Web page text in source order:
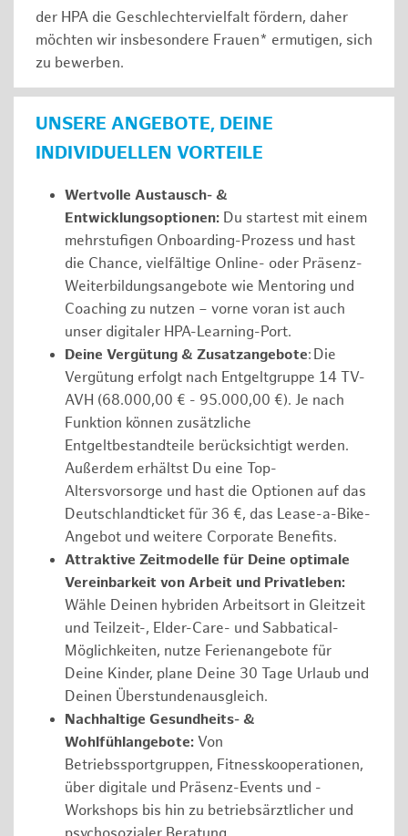
der HPA die Geschlechtervielfalt fördern, daher
möchten wir insbesondere Frauen* ermutigen, sich
zu bewerben.
UNSERE ANGEBOTE, DEINE
INDIVIDUELLEN VORTEILE
Wertvolle Austausch- &
Entwicklungsoptionen: Du startest mit einem
mehrstufigen Onboarding-Prozess und hast
die Chance, vielfältige Online- oder Präsenz-
Weiterbildungsangebote wie Mentoring und
Coaching zu nutzen – vorne voran ist auch
unser digitaler HPA-Learning-Port.
Deine Vergütung & Zusatzangebote: Die
Vergütung erfolgt nach Entgeltgruppe 14 TV-
AVH (68.000,00 € - 95.000,00 €). Je nach
Funktion können zusätzliche
Entgeltbestandteile berücksichtigt werden.
Außerdem erhältst Du eine Top-
Altersvorsorge und hast die Optionen auf das
Deutschlandticket für 36 €, das Lease-a-Bike-
Angebot und weitere Corporate Benefits.
Attraktive Zeitmodelle für Deine optimale
Vereinbarkeit von Arbeit und Privatleben:
Wähle Deinen hybriden Arbeitsort in Gleitzeit
und Teilzeit-, Elder-Care- und Sabbatical-
Möglichkeiten, nutze Ferienangebote für
Deine Kinder, plane Deine 30 Tage Urlaub und
Deinen Überstundenausgleich.
Nachhaltige Gesundheits- &
Wohlfühlangebote: Von
Betriebssportgruppen, Fitnesskooperationen,
über digitale und Präsenz-Events und -
Workshops bis hin zu betriebsärztlicher und